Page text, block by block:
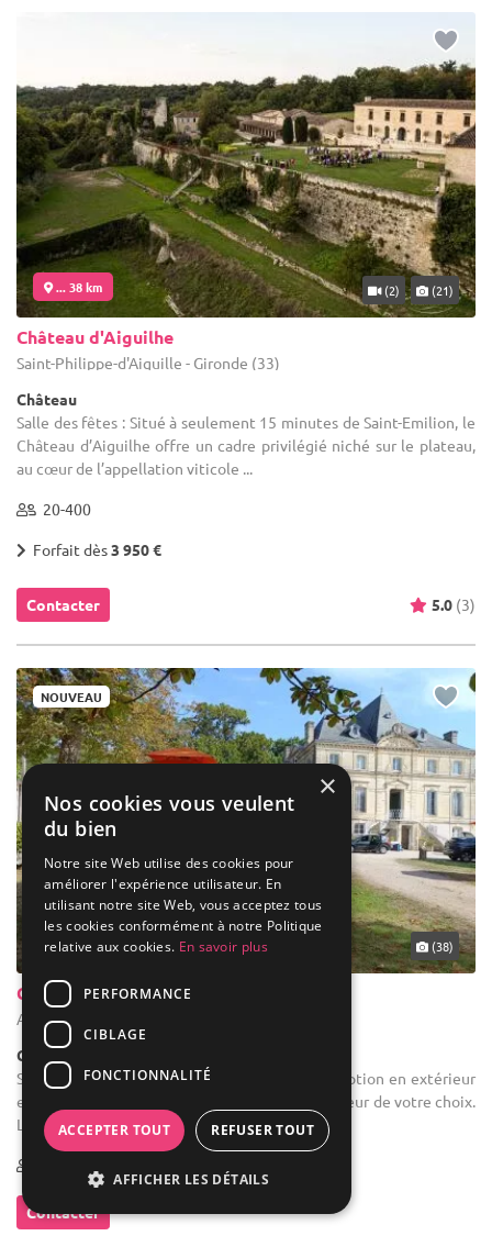
... 38 km (2) (21)
Château d'Aiguilhe
Saint-Philippe-d'Aiguille - Gironde (33)
Château
Salle des fêtes : Situé à seulement 15 minutes de Saint-Emilion, le
Château d’Aiguilhe offre un cadre privilégié niché sur le plateau,
au cœur de l’appellation viticole ...
20-400
Forfait dès3 950 €
Contacter 5.0 (3)
NOUVEAU
... 39 km (38)
Château la Capelle
Arveyres - Gironde (33)
Château
Salle des fêtes : Une tente stretch pour la réception en extérieur
est à louer auprès de notre partenaire ou du loueur de votre choix.
L’espace dédié à l’installation est au milieu ...
Contacter
×
Nos cookies vous veulent
du bien
Notre site Web utilise des cookies pour
améliorer l'expérience utilisateur. En
utilisant notre site Web, vous acceptez tous
les cookies conformément à notre Politique
relative aux cookies. En savoir plus
PERFORMANCE
CIBLAGE
FONCTIONNALITÉ
ACCEPTER TOUT REFUSER TOUT
AFFICHER LES DÉTAILS